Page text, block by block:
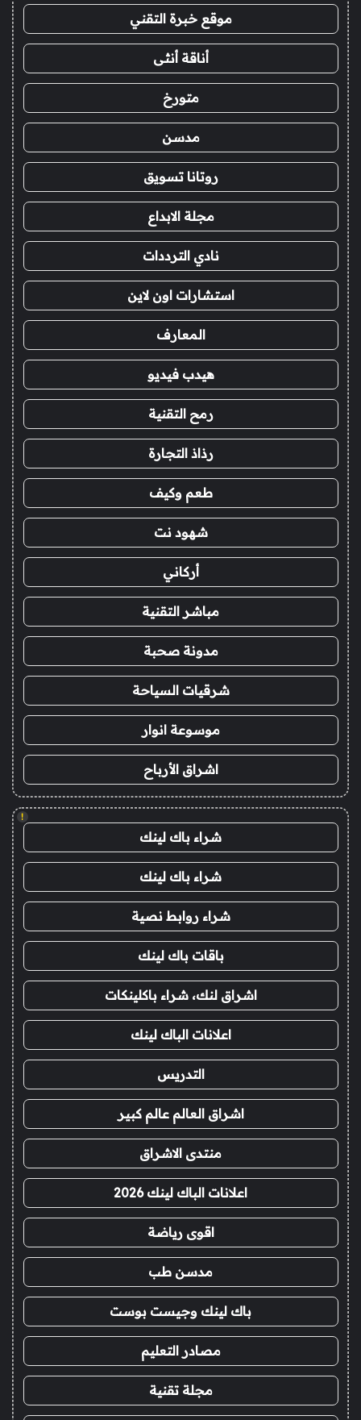
موقع خبرة التقني
أناقة أنثى
متورخ
مدسن
روتانا تسويق
مجلة الابداع
نادي الترددات
استشارات اون لاين
المعارف
هيدب فيديو
رمح التقنية
رذاذ التجارة
طعم وكيف
شهود نت
أركاني
مباشر التقنية
مدونة صحبة
شرقيات السياحة
موسوعة انوار
اشراق الأرباح
!
شراء باك لينك
شراء باك لينك
شراء روابط نصية
باقات باك لينك
اشراق لنك، شراء باكلينكات
اعلانات الباك لينك
التدريس
اشراق العالم عالم كبير
منتدى الاشراق
اعلانات الباك لينك 2026
اقوى رياضة
مدسن طب
باك لينك وجيست بوست
مصادر التعليم
مجلة تقنية